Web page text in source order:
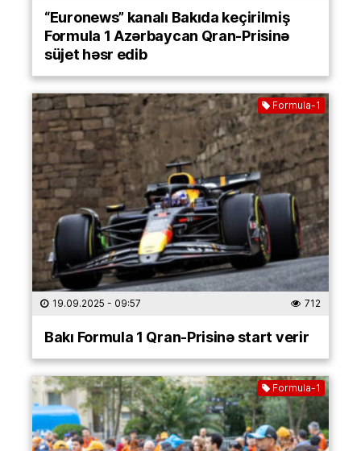
“Euronews” kanalı Bakıda keçirilmiş
Formula 1 Azərbaycan Qran-Prisinə
süjet həsr edib
Formula-1
19.09.2025 - 09:57 712
Bakı Formula 1 Qran-Prisinə start verir
Formula-1